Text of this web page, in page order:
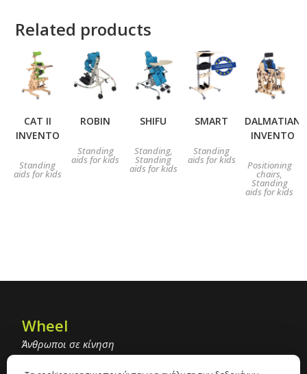
Related products
CAT ΙΙ
INVENTO
Standing
aids for kids
ROBIN
Standing
aids for kids
SHIFU
Standing,
Standing
aids for kids
SMART
Standing
aids for kids
DALMATIAN
INVENTO
Positioning
chairs,
Standing
aids for kids
Wheel
Άνθρωποι σε κίνηση